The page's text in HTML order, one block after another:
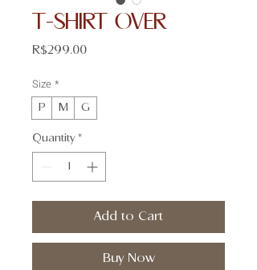
T-SHIRT OVER
R$299.00Price
Size *
P M G
Quantity *
Add to Cart
Buy Now